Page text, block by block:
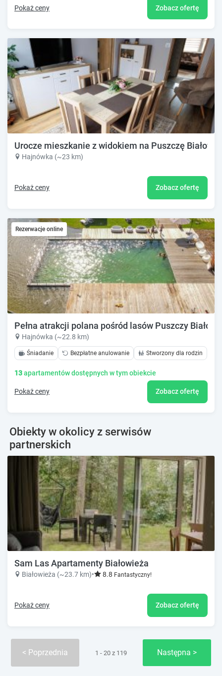
Pokaż ceny Zobacz ofertę
Urocze mieszkanie z widokiem na Puszczę
Hajnówka (~23 km)
Pokaż ceny Zobacz ofertę
Rezerwacje online
Pełna atrakcji polana pośród lasów Puszczy
Hajnówka (~22.8 km)
Śniadanie Bezpłatne anulowanie Stworzony dla rodzin
13apartamentów dostępnych w tym obiekcie
Pokaż ceny Zobacz ofertę
Obiekty w okolicy z serwisów
partnerskich
Sam Las Apartamenty Białowieża
Białowieża (~23.7 km)• 8.8 Fantastyczny!
Pokaż ceny Zobacz ofertę
Poprzednia 1 - 20 z 119 Następna